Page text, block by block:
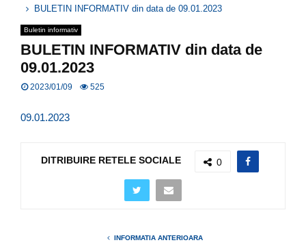
BULETIN INFORMATIV din data de 09.01.2023
Buletin informativ
BULETIN INFORMATIV din data de
09.01.2023
2023/01/09 525
09.01.2023
DITRIBUIRE RETELE SOCIALE 0
INFORMATIA ANTERIOARA